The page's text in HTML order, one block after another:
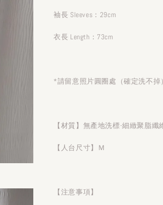
袖長 Sleeves：29cm
衣長 Length：73cm
*請留意照片圓圈處（確定洗不掉）
【材質】無產地洗標-細緻聚脂纖
【人台尺寸】Ｍ
【注意事項】